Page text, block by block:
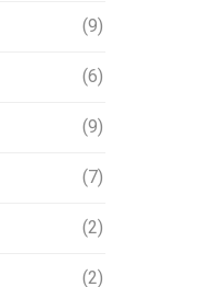
(9)
(6)
(9)
(7)
(2)
(2)